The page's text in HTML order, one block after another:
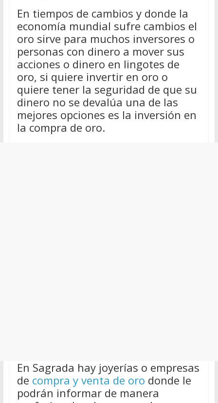
En tiempos de cambios y donde la
economía mundial sufre cambios el
oro sirve para muchos inversores o
personas con dinero a mover sus
acciones o dinero en lingotes de
oro, si quiere invertir en oro o
quiere tener la seguridad de que su
dinero no se devalúa una de las
mejores opciones es la inversión en
la compra de oro.
En Sagrada hay joyerías o empresas
de compra y venta de oro donde le
podrán informar de manera